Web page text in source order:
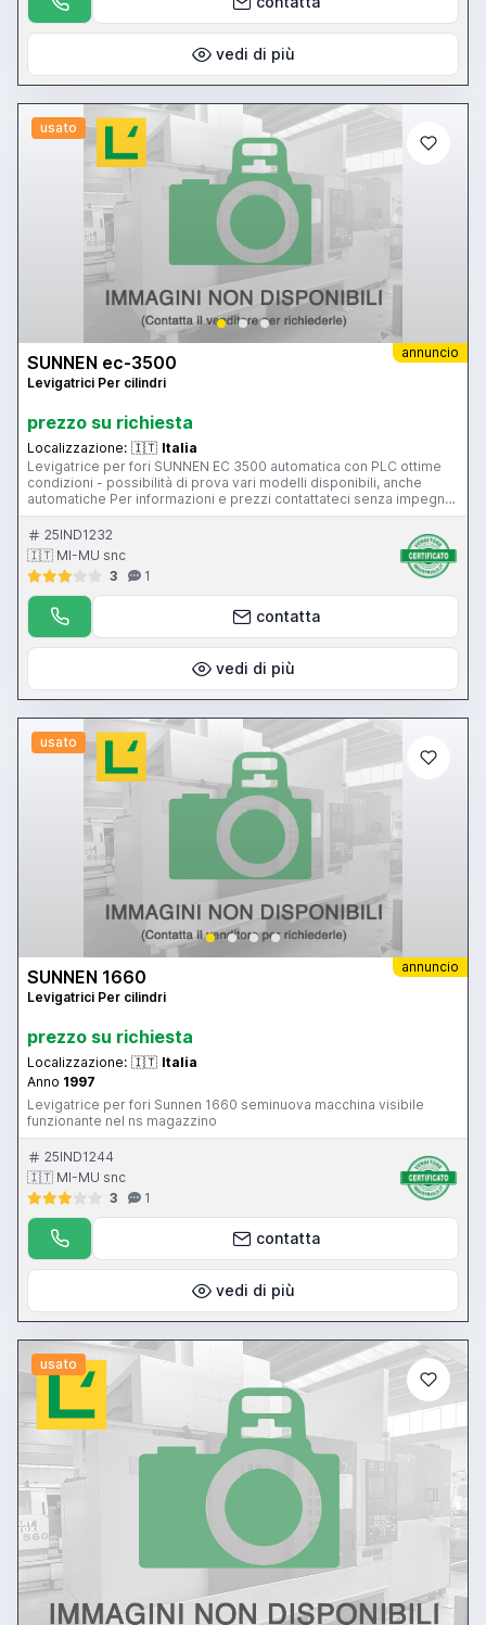
vedi di più
usato
annuncio
SUNNEN ec-3500
Levigatrici Per cilindri
prezzo su richiesta
Localizzazione: 🇮🇹 Italia
Levigatrice per fori SUNNEN EC 3500 automatica con PLC ottime
condizioni - possibilità di prova vari modelli disponibili, anche
automatiche Per informazioni e prezzi contattateci senza impegno.
La macchina è visibile funzionante nel ns magazzino di Gussago
(BS) Mimu Macchine Utensili Lappatrice per fori Levigatrice Honing
machine Hohnmaschine
25IND1232
🇮🇹 MI-MU snc
3
1
contatta
vedi di più
usato
annuncio
SUNNEN 1660
Levigatrici Per cilindri
prezzo su richiesta
Localizzazione: 🇮🇹 Italia
Anno 1997
Levigatrice per fori Sunnen 1660 seminuova macchina visibile
funzionante nel ns magazzino
25IND1244
🇮🇹 MI-MU snc
3
1
contatta
vedi di più
usato